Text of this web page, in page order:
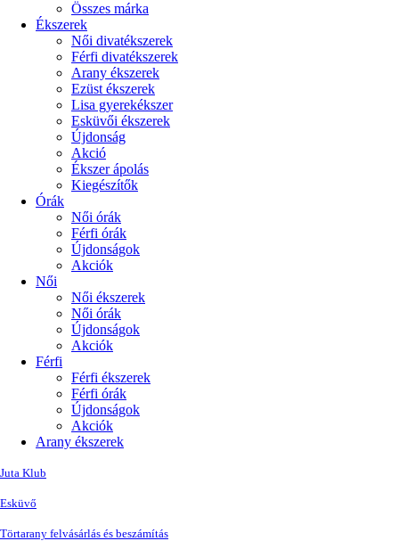
Összes márka
Ékszerek
Női divatékszerek
Férfi divatékszerek
Arany ékszerek
Ezüst ékszerek
Lisa gyerekékszer
Esküvői ékszerek
Újdonság
Akció
Ékszer ápolás
Kiegészítők
Órák
Női órák
Férfi órák
Újdonságok
Akciók
Női
Női ékszerek
Női órák
Újdonságok
Akciók
Férfi
Férfi ékszerek
Férfi órák
Újdonságok
Akciók
Arany ékszerek
Juta Klub
Esküvő
Törtarany felvásárlás és beszámítás